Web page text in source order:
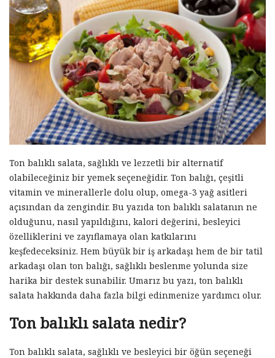
Ton balıklı salata, sağlıklı ve lezzetli bir alternatif
olabileceğiniz bir yemek seçeneğidir. Ton balığı, çeşitli
vitamin ve minerallerle dolu olup, omega-3 yağ asitleri
açısından da zengindir. Bu yazıda ton balıklı salatanın ne
olduğunu, nasıl yapıldığını, kalori değerini, besleyici
özelliklerini ve zayıflamaya olan katkılarını
keşfedeceksiniz. Hem büyük bir iş arkadaşı hem de bir tatil
arkadaşı olan ton balığı, sağlıklı beslenme yolunda size
harika bir destek sunabilir. Umarız bu yazı, ton balıklı
salata hakkında daha fazla bilgi edinmenize yardımcı olur.
Ton balıklı salata nedir?
Ton balıklı salata, sağlıklı ve besleyici bir öğün seçeneği